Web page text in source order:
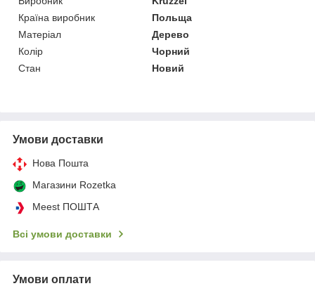
Країна виробник
Польща
Матеріал
Дерево
Колір
Чорний
Стан
Новий
Умови доставки
Нова Пошта
Магазини Rozetka
Meest ПОШТА
Всі умови доставки
Умови оплати